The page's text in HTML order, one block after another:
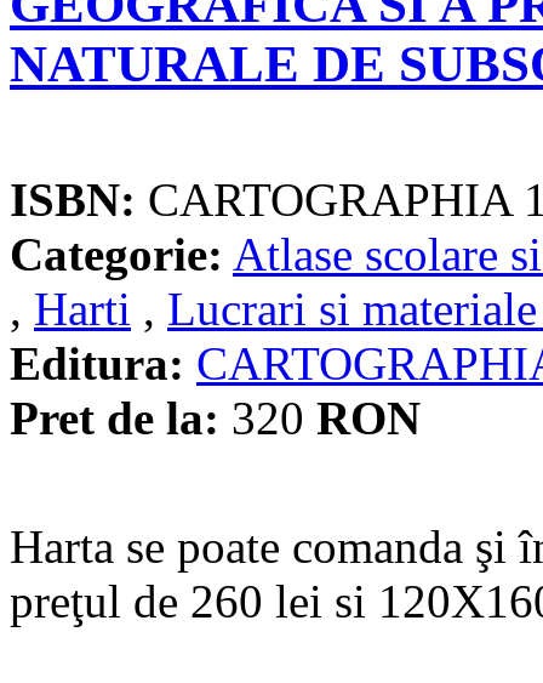
NATURALE DE
ISBN: CARTOGRAPHIA
Categorie: Atlase scolare
, Harti , Lucrari si
Editura:
Pret de la: 320 RON
Harta se poate comanda
preţul de 260 lei si